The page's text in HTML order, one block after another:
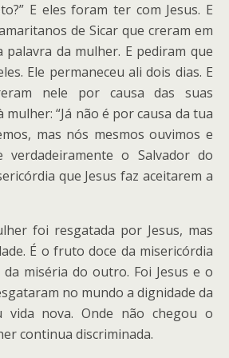
E eles foram ter com Jesus. E
de Sicar que creram em
palavra da mulher. E pediram que
Ele permaneceu ali dois dias. E
nele por causa das suas
mulher: “Já não é por causa da tua
mas nós mesmos ouvimos e
verdadeiramente o Salvador do
que Jesus faz aceitarem a
foi resgatada por Jesus, mas
É o fruto doce da misericórdia
da miséria do outro. Foi Jesus e o
no mundo a dignidade da
nova. Onde não chegou o
continua discriminada.